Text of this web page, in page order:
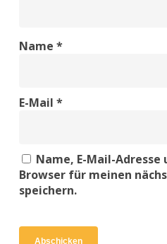
Name *
E-Mail *
Name, E-Mail-
Browser für meinen
speichern.